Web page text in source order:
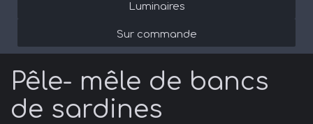
Luminaires
Sur commande
Pêle- mêle de bancs
de sardines